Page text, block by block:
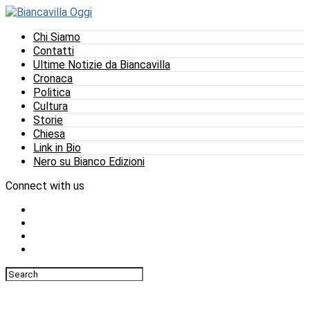
Chi Siamo
Contatti
Ultime Notizie da Biancavilla
Cronaca
Politica
Cultura
Storie
Chiesa
Link in Bio
Nero su Bianco Edizioni
Connect with us